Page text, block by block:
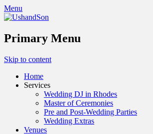
Menu
Primary Menu
Skip to content
Home
Services
Wedding DJ in Rhodes
Master of Ceremonies
Pre and Post-Wedding Parties
Wedding Extras
Venues